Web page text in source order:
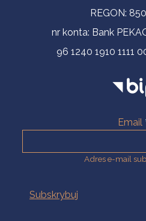
REGON:
nr konta: Bank
96 1240 1910 1111
Email
Adres e-mail